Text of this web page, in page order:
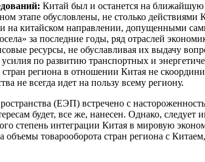
Китай был и останется на
этапе обусловлены, не столько действиями
на китайском направлении, допущенными
за последние годы, ряд отраслей
ресурсы, не обуславливая их выдачу
по развитию транспортных и
региона в отношении Китая не
не всегда идет на пользу всему региону.
(ЕЭП) встречено с
будет, все же, нанесен. Однако, следует
степень интеграции Китая в мировую
товарооборота стран региона с